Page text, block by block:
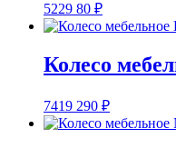
5229 80 ₽
Колесо
7419 290 ₽